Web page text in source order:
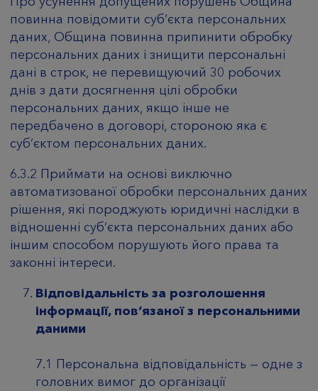
повинна повідомити суб’єкта персональних
даних, Община повинна припинити обробку
персональних даних і знищити персональні
дані в строк, не перевищуючий 30 робочих
днів з дати досягнення цілі обробки
персональних даних, якщо інше не
передбачено в договорі, стороною яка є
суб’єктом персональних даних.
6.3.2 Приймати на основі виключно
автоматизованої обробки персональних даних
рішення, які породжують юридичні наслідки в
відношенні суб’єкта персональних даних або
іншим способом порушують його права та
законні інтереси.
Відповідальність за розголошення
інформації, пов’язаної з персональними
даними
7.1 Персональна відповідальність — одне з
головних вимог до організації